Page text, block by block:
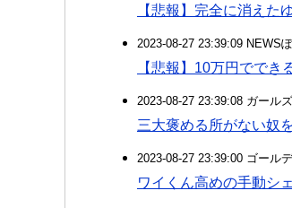
【悲報】完全に消えた
2023-08-27 23:39:09 NEWS
【悲報】10万円ででき
2023-08-27 23:39:08 ガール
三大褒める所がない奴
2023-08-27 23:39:00 ゴール
ワイくん高めの手動シ